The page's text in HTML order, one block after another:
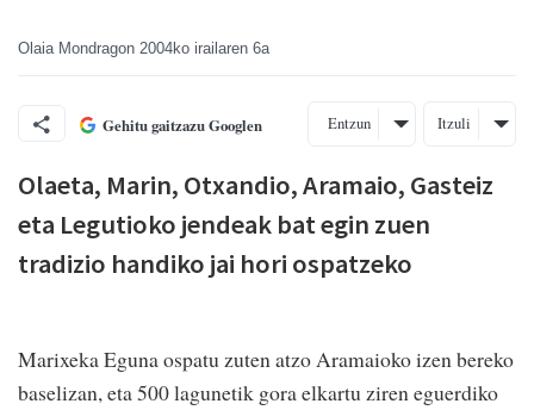
Olaia Mondragon 2004ko irailaren 6a
Gehitu gaitzazu Googlen Entzun Itzuli
Olaeta, Marin, Otxandio, Aramaio, Gasteiz
eta Legutioko jendeak bat egin zuen
tradizio handiko jai hori ospatzeko
Marixeka Eguna ospatu zuten atzo Aramaioko izen bereko
baselizan, eta 500 lagunetik gora elkartu ziren eguerdiko